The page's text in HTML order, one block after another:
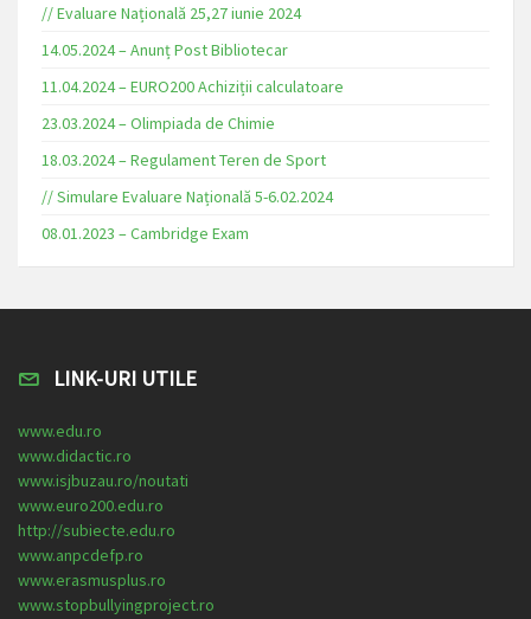
// Evaluare Națională 25,27 iunie 2024
14.05.2024 – Anunț Post Bibliotecar
11.04.2024 – EURO200 Achiziții calculatoare
23.03.2024 – Olimpiada de Chimie
18.03.2024 – Regulament Teren de Sport
// Simulare Evaluare Națională 5-6.02.2024
08.01.2023 – Cambridge Exam
LINK-URI UTILE
www.edu.ro
www.didactic.ro
www.isjbuzau.ro/noutati
www.euro200.edu.ro
http://subiecte.edu.ro
www.anpcdefp.ro
www.erasmusplus.ro
www.stopbullyingproject.ro